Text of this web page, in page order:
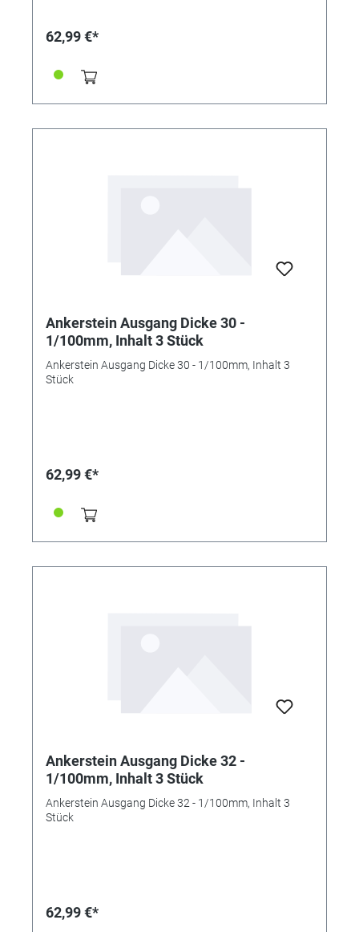
62,99 €*
Ankerstein Ausgang Dicke 30 -
1/100mm, Inhalt 3 Stück
Ankerstein Ausgang Dicke 30 - 1/100mm, Inhalt 3
Stück
62,99 €*
Ankerstein Ausgang Dicke 32 -
1/100mm, Inhalt 3 Stück
Ankerstein Ausgang Dicke 32 - 1/100mm, Inhalt 3
Stück
62,99 €*